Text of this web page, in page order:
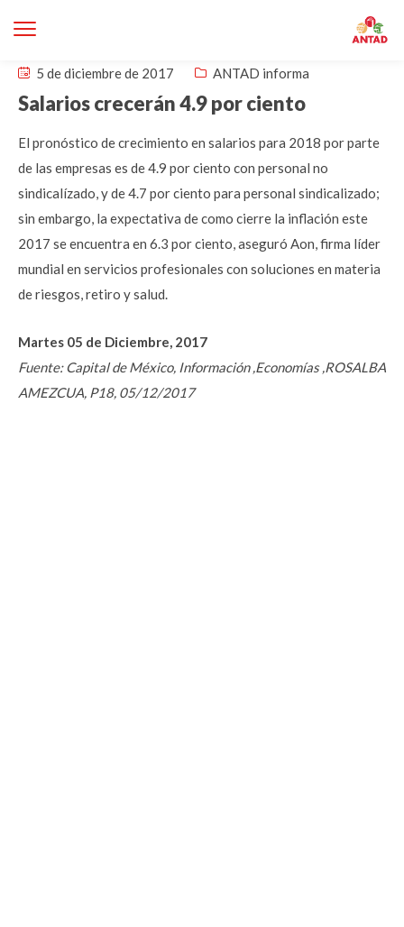
5 de diciembre de 2017 ANTAD informa
Salarios crecerán 4.9 por ciento
El pronóstico de crecimiento en salarios para 2018 por parte
de las empresas es de 4.9 por ciento con personal no
sindicalízado, y de 4.7 por ciento para personal sindicalizado;
sin embargo, la expectativa de como cierre la inflación este
2017 se encuentra en 6.3 por ciento, aseguró Aon, firma líder
mundial en servicios profesionales con soluciones en materia
de riesgos, retiro y salud.
Martes 05 de Diciembre, 2017
Fuente: Capital de México, Información ,Economías ,ROSALBA
AMEZCUA, P18, 05/12/2017